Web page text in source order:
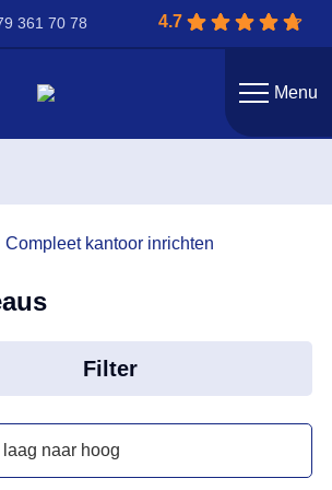
361 70 78 4.7
Menu
Compleet kantoor inrichten
Filter